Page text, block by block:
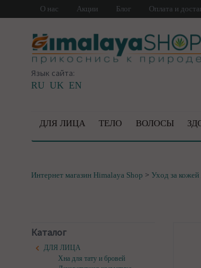
О нас Акции Блог Оплата и
Язык сайта:
RU UK EN
ДЛЯ ЛИЦА ТЕЛО ВОЛОСЫ
Интернет магазин Himalaya Shop > Уход за кожей
Каталог
ДЛЯ ЛИЦА
Хна для тату и бровей